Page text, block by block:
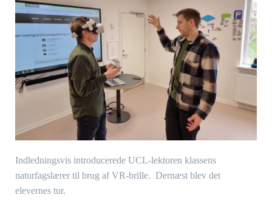
Indledningsvis introducerede UCL-lektoren klassens
naturfagslærer til brug af VR-brille. Dernæst blev det
elevernes tur.